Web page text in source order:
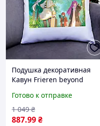
Подушка декоративная
Кавун Frieren beyond
(П000790) D11-2026
Готово к отправке
887.99₴
1 049 ₴